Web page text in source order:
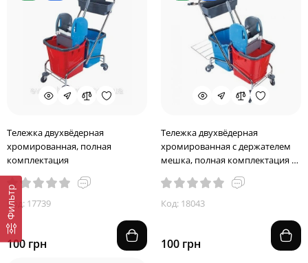
Фильтр
Тележка двухвёдерная
хромированная, полная
комплектация
Код: 17739
100 грн
Тележка двухвёдерная
хромированная с держателем
мешка, полная комплектация с
Код: 18043
100 грн